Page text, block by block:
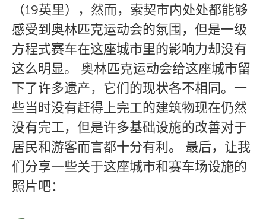
（19英里），然而，索契市内处处都能够
感受到奥林匹克运动会的氛围，但是一级
方程式赛车在这座城市里的影响力却没有
这么明显。 奥林匹克运动会给这座城市留
下了许多遗产，它们的现状各不相同。一
些当时没有赶得上完工的建筑物现在仍然
没有完工，但是许多基础设施的改善对于
居民和游客而言都十分有利。 最后，让我
们分享一些关于这座城市和赛车场设施的
照片吧：